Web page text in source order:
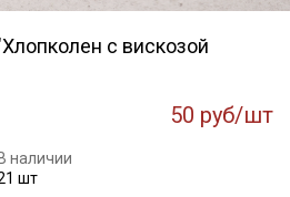
с вискозой
50 руб/шт
В наличии
шт